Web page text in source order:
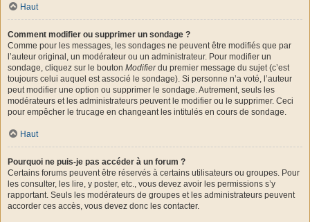
Haut
Comment modifier ou supprimer un sondage ?
Comme pour les messages, les sondages ne peuvent être modifiés que par
l’auteur original, un modérateur ou un administrateur. Pour modifier un
sondage, cliquez sur le bouton Modifierdu premier message du sujet (c’est
toujours celui auquel est associé le sondage). Si personne n’a voté, l’auteur
peut modifier une option ou supprimer le sondage. Autrement, seuls les
modérateurs et les administrateurs peuvent le modifier ou le supprimer. Ceci
pour empêcher le trucage en changeant les intitulés en cours de sondage.
Haut
Pourquoi ne puis-je pas accéder à un forum ?
Certains forums peuvent être réservés à certains utilisateurs ou groupes. Pour
les consulter, les lire, y poster, etc., vous devez avoir les permissions s’y
rapportant. Seuls les modérateurs de groupes et les administrateurs peuvent
accorder ces accès, vous devez donc les contacter.